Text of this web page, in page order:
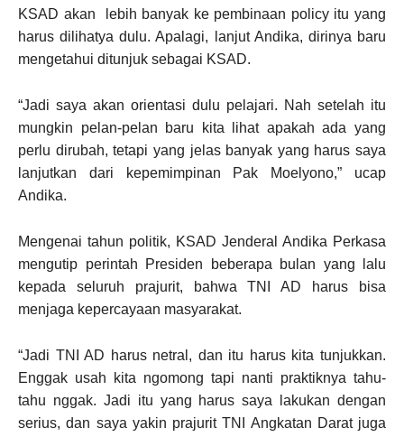
KSAD akan lebih banyak ke pembinaan policy itu yang
harus dilihatya dulu. Apalagi, lanjut Andika, dirinya baru
mengetahui ditunjuk sebagai KSAD.
“Jadi saya akan orientasi dulu pelajari. Nah setelah itu
mungkin pelan-pelan baru kita lihat apakah ada yang
perlu dirubah, tetapi yang jelas banyak yang harus saya
lanjutkan dari kepemimpinan Pak Moelyono,” ucap
Andika.
Mengenai tahun politik, KSAD Jenderal Andika Perkasa
mengutip perintah Presiden beberapa bulan yang lalu
kepada seluruh prajurit, bahwa TNI AD harus bisa
menjaga kepercayaan masyarakat.
“Jadi TNI AD harus netral, dan itu harus kita tunjukkan.
Enggak usah kita ngomong tapi nanti praktiknya tahu-
tahu nggak. Jadi itu yang harus saya lakukan dengan
serius, dan saya yakin prajurit TNI Angkatan Darat juga